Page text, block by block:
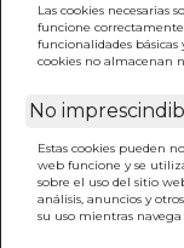
Las cookies necesarias
funcione
funcionalidades básicas
cookies no almacenan
No
Estas cookies pueden
web funcione y se
sobre el uso del sitio
análisis, anuncios y
su uso mientras